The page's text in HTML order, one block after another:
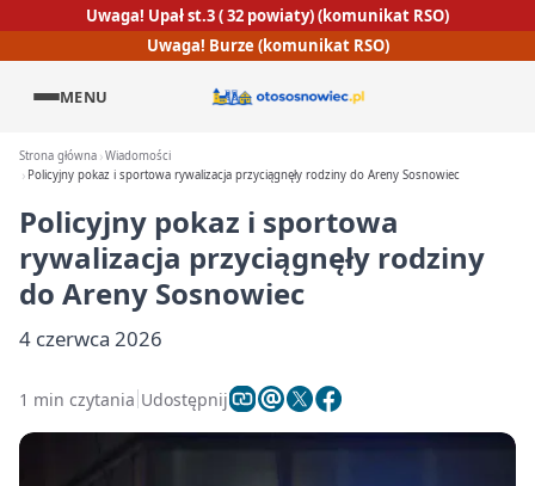
Uwaga! Upał st.3 ( 32 powiaty) (komunikat RSO)
Uwaga! Burze (komunikat RSO)
MENU
Strona główna Wiadomości
Policyjny pokaz i sportowa rywalizacja przyciągnęły rodziny do Areny Sosnowiec
Policyjny pokaz i sportowa
rywalizacja przyciągnęły rodziny
do Areny Sosnowiec
4 czerwca 2026
1 min czytania Udostępnij